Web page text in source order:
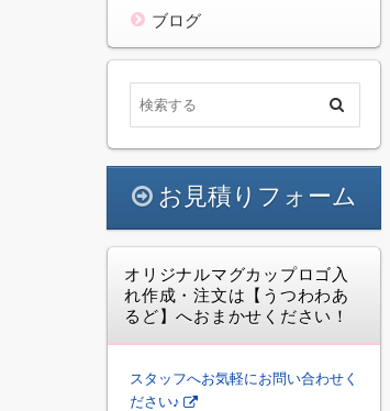
ブログ
お見積りフォーム
オリジナルマグカップロゴ入
れ作成・注文は【うつわわあ
るど】へおまかせください！
スタッフへお気軽にお問い合わせく
ださい♪